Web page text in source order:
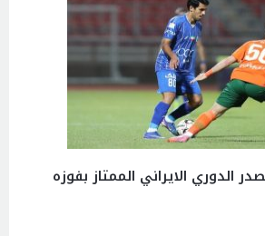
الدوري الايراني الممتاز بفوزه